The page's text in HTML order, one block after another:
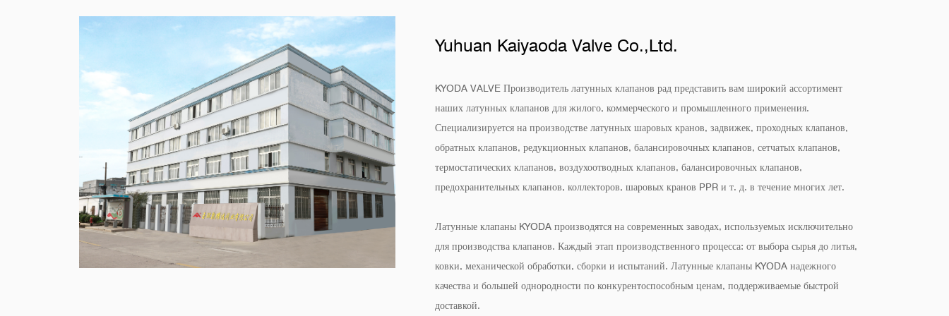
Yuhuan Kaiyaoda Valve Co.,Ltd.
KYODA VALVE Производитель латунных клапанов рад представить вам широкий ассортимент
наших латунных клапанов для жилого, коммерческого и промышленного применения.
Специализируется на производстве латунных шаровых кранов, задвижек, проходных клапанов,
обратных клапанов, редукционных клапанов, балансировочных клапанов, сетчатых клапанов,
термостатических клапанов, воздухоотводных клапанов, балансировочных клапанов,
предохранительных клапанов, коллекторов, шаровых кранов PPR и т. д. в течение многих лет.
Латунные клапаны KYODA производятся на современных заводах, используемых исключительно
для производства клапанов. Каждый этап производственного процесса: от выбора сырья до литья,
ковки, механической обработки, сборки и испытаний. Латунные клапаны KYODA надежного
качества и большей однородности по конкурентоспособным ценам, поддерживаемые быстрой
доставкой.